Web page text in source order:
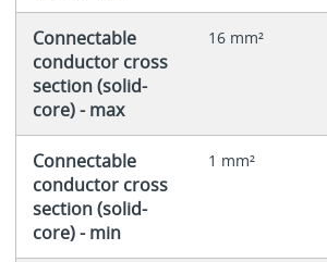
Connectable
conductor cross
section (solid-
core) - max
16 mm²
Connectable
conductor cross
section (solid-
core) - min
1 mm²